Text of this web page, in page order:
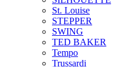
St. Louise
STEPPER
SWING
TED BAKER
Tempo
Trussardi